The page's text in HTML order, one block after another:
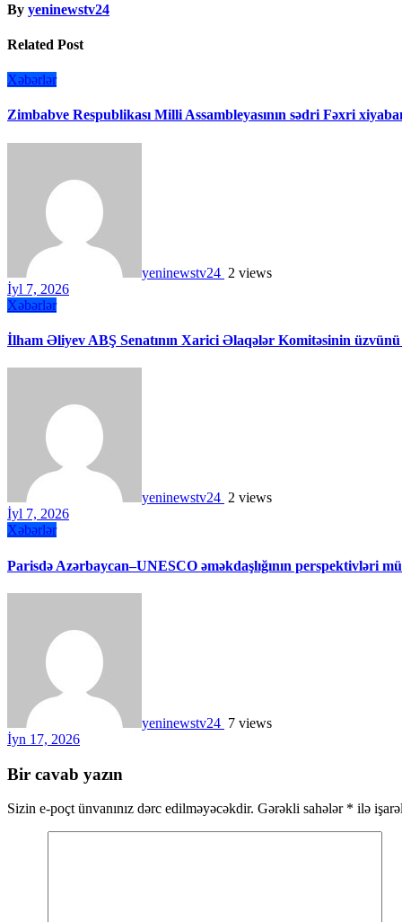
By yeninewstv24
Related Post
Xəbərlər
Zimbabve Respublikası Milli Assambleyasının sədri Fəxri
yeninewstv24 2 views
İyl 7, 2026
Xəbərlər
İlham Əliyev ABŞ Senatının Xarici Əlaqələr Komitəsinin
yeninewstv24 2 views
İyl 7, 2026
Xəbərlər
Parisdə Azərbaycan–UNESCO əməkdaşlığının perspektivləri
yeninewstv24 7 views
İyn 17, 2026
Bir cavab yazın
Sizin e-poçt ünvanınız dərc edilməyəcəkdir. Gərəkli sahələr * ilə